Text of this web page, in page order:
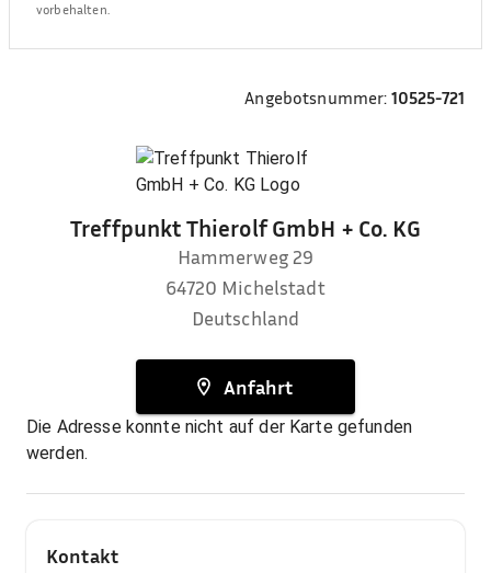
vorbehalten.
Angebotsnummer: 10525-721
Treffpunkt Thierolf GmbH + Co. KG
Hammerweg 29
64720 Michelstadt
Deutschland
Anfahrt
Die Adresse konnte nicht auf der Karte gefunden
werden.
Kontakt